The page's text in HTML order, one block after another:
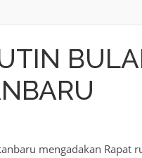
mengadakan Rapat